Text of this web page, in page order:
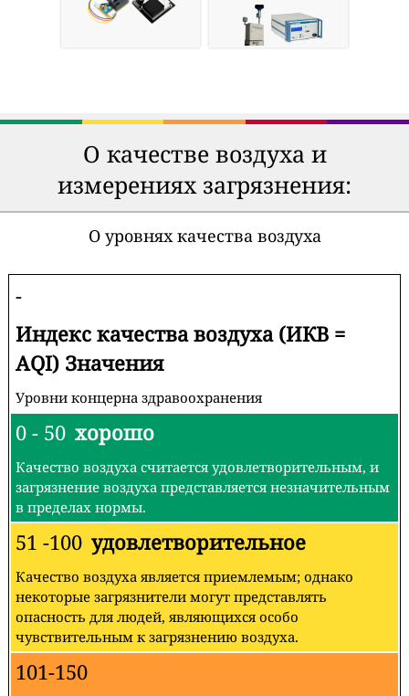
О качестве воздуха и
измерениях загрязнения:
О уровнях качества воздуха
-
Индекс качества воздуха (ИКВ =
AQI) Значения
Уровни концерна здравоохранения
0 - 50 хорошо
Качество воздуха считается удовлетворительным, и
загрязнение воздуха представляется незначительным
в пределах нормы.
51 -100 удовлетворительное
Качество воздуха является приемлемым; однако
некоторые загрязнители могут представлять
опасность для людей, являющихся особо
чувствительным к загрязнению воздуха.
101-150